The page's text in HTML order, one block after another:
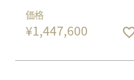
価格
¥1,447,600